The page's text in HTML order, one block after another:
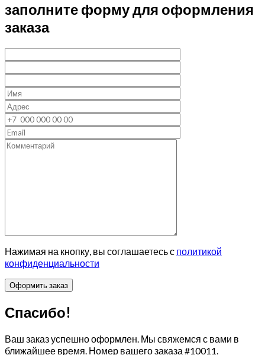
заполните форму для оформления
заказа
Нажимая на кнопку, вы соглашаетесь с политикой
конфиденциальности
Спасибо!
Ваш заказ успешно оформлен. Мы свяжемся с вами в
ближайшее время. Номер вашего заказа #10011.